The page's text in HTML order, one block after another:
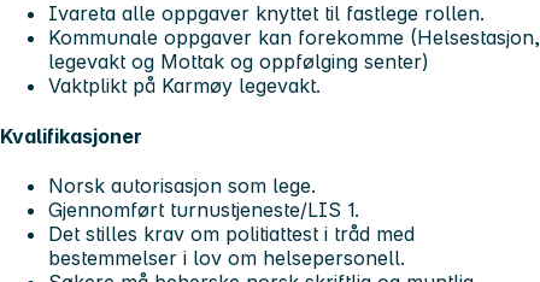
Ivareta alle oppgaver knyttet til fastlege rollen.
Kommunale oppgaver kan forekomme (Helsestasjon,
legevakt og Mottak og oppfølging senter)
Vaktplikt på Karmøy legevakt.
Kvalifikasjoner
Norsk autorisasjon som lege.
Gjennomført turnustjeneste/LIS 1.
Det stilles krav om politiattest i tråd med
bestemmelser i lov om helsepersonell.